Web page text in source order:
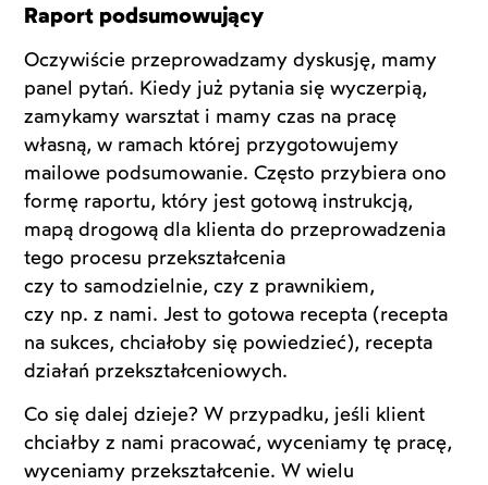
Raport podsumowujący
Oczywiście przeprowadzamy dyskusję, mamy
panel pytań. Kiedy już pytania się wyczerpią,
zamykamy warsztat i mamy czas na pracę
własną, w ramach której przygotowujemy
mailowe podsumowanie. Często przybiera ono
formę raportu, który jest gotową instrukcją,
mapą drogową dla klienta do przeprowadzenia
tego procesu przekształcenia
czy to samodzielnie, czy z prawnikiem,
czy np. z nami. Jest to gotowa recepta (recepta
na sukces, chciałoby się powiedzieć), recepta
działań przekształceniowych.
Co się dalej dzieje? W przypadku, jeśli klient
chciałby z nami pracować, wyceniamy tę pracę,
wyceniamy przekształcenie. W wielu